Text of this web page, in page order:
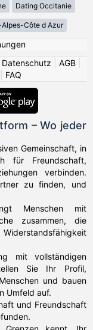
Dating Occitanie
Côte d Azur
Datenschutz AGB
FAQ
– Wo jeder
Gemeinschaft, in
für Freundschaft,
verbinden.
zu finden, und
Menschen mit
zusammen, die
mit vollständigen
Sie Ihr Profil,
und bauen
Umfeld auf.
und Freundschaft